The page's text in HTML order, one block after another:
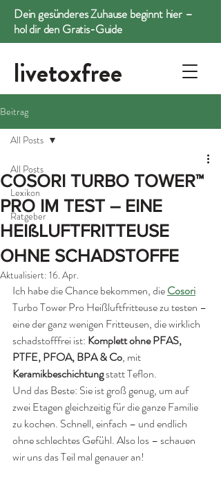
livetoxfree
Dein gesünderes Zuhause beginnt hier –
hol dir den Gratis-Guide
Beitrag
All Posts
Lexikon
Ratgeber
All Posts
COSORI TURBO TOWER™
PRO IM TEST – EINE
HEIßLUFTFRITTEUSE
OHNE SCHADSTOFFE
Aktualisiert: 16. Apr.
Ich habe die Chance bekommen, die Cosori
Turbo Tower Pro Heißluftfritteuse zu testen –
eine der ganz wenigen Fritteusen, die wirklich
schadstofffrei ist: Komplett ohne PFAS,
PTFE, PFOA, BPA & Co, mit
Keramikbeschichtung statt Teflon.
Und das Beste: Sie ist groß genug, um auf
zwei Etagen gleichzeitig für die ganze Familie
zu kochen. Schnell, einfach – und endlich
ohne schlechtes Gefühl. Also los – schauen
wir uns das Teil mal genauer an!